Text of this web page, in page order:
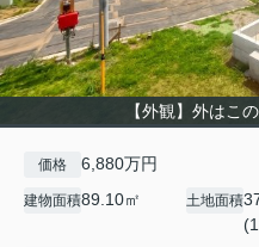
【外観】外はこ
価格 6,880万円
建物面積89.10㎡ 土地面積